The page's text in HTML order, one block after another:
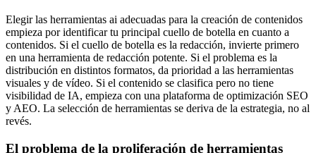
Elegir las herramientas ai adecuadas para la creación de contenidos
empieza por identificar tu principal cuello de botella en cuanto a
contenidos. Si el cuello de botella es la redacción, invierte primero
en una herramienta de redacción potente. Si el problema es la
distribución en distintos formatos, da prioridad a las herramientas
visuales y de vídeo. Si el contenido se clasifica pero no tiene
visibilidad de IA, empieza con una plataforma de optimización SEO
y AEO. La selección de herramientas se deriva de la estrategia, no al
revés.
El problema de la proliferación de herramientas